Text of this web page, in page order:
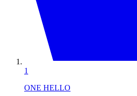
1
ONE HELLO